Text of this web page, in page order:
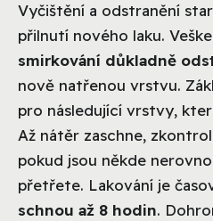
Vyčištění a odstranění
přilnutí nového laku.
smirkování důkladně
nově natřenou vrstvu.
pro následující vrstvy,
Až nátěr zaschne,
pokud jsou někde
přetřete. Lakování je
schnou až 8 hodin.